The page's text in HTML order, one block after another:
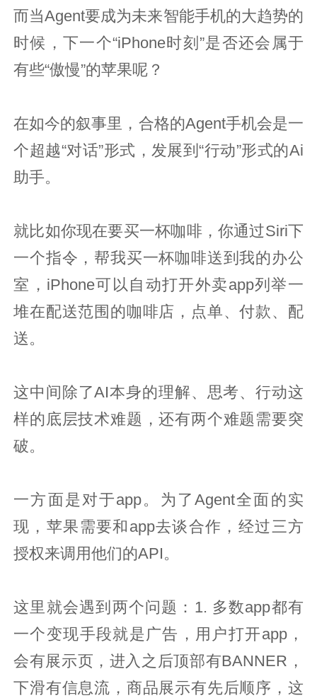
而当Agent要成为未来智能手机的大趋势的
时候，下一个“iPhone时刻”是否还会属于
有些“傲慢”的苹果呢？
在如今的叙事里，合格的Agent手机会是一
个超越“对话”形式，发展到“行动”形式的Ai
助手。
就比如你现在要买一杯咖啡，你通过Siri下
一个指令，帮我买一杯咖啡送到我的办公
室，iPhone可以自动打开外卖app列举一
堆在配送范围的咖啡店，点单、付款、配
送。
这中间除了AI本身的理解、思考、行动这
样的底层技术难题，还有两个难题需要突
破。
一方面是对于app。为了Agent全面的实
现，苹果需要和app去谈合作，经过三方
授权来调用他们的API。
这里就会遇到两个问题：1. 多数app都有
一个变现手段就是广告，用户打开app，
会有展示页，进入之后顶部有BANNER，
下滑有信息流，商品展示有先后顺序，这